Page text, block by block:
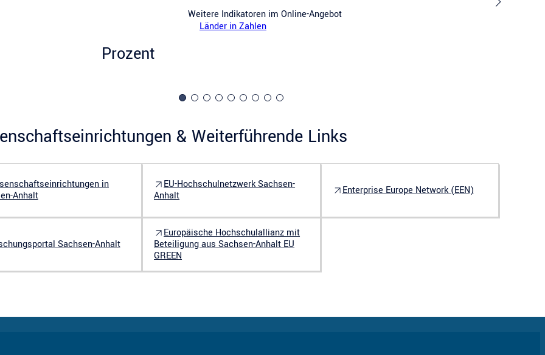
Prozent
Weitere Indikatoren im Online-Angebot
Länder in Zahlen
& Weiterführende Links
in
Anhalt
EU-Hochschulnetzwerk Sachsen-
Anhalt
Enterprise Europe Network (EEN)
Sachsen-Anhalt
Europäische Hochschulallianz mit
Beteiligung aus Sachsen-Anhalt EU
GREEN